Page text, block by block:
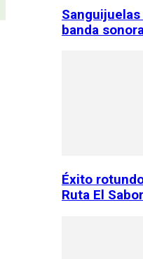
banda
Éxito
Ruta El